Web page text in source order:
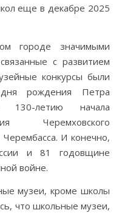
еще в декабре 2025
городе значимыми
с развитием
конкурсы были
рождения Петра
130-летию начала
Черемховского
И конечно,
и 81 годовщине
войне.
музеи, кроме школы
что школьные музеи,